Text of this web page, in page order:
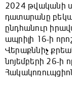
2024 թվականի
դատարանը
ընդհանուր
ապրիլի 16-ի
Վերաքննիչ
նոյեմբերի 26-ի